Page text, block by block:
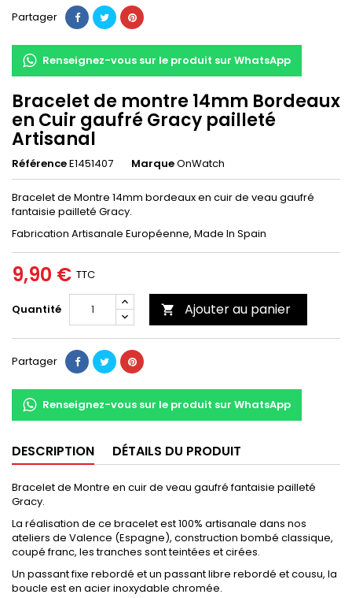
Partager
Renseignez-vous sur le produit sur WhatsApp
Bracelet de montre 14mm Bordeaux
en Cuir gaufré Gracy pailleté
Artisanal
RéférenceE1451407 MarqueOnWatch
Bracelet de Montre 14mm bordeaux en cuir de veau gaufré
fantaisie pailleté Gracy.
Fabrication Artisanale Européenne, Made In Spain
9,90 € TTC
Quantité  Ajouter au panier
Partager
Renseignez-vous sur le produit sur WhatsApp
DESCRIPTION DÉTAILS DU PRODUIT
Bracelet de Montre en cuir de veau gaufré fantaisie pailleté
Gracy.
La réalisation de ce bracelet est 100% artisanale dans nos
ateliers de Valence (Espagne), construction bombé classique,
coupé franc, les tranches sont teintées et cirées.
Un passant fixe rebordé et un passant libre rebordé et cousu, la
boucle est en acier inoxydable chromée.